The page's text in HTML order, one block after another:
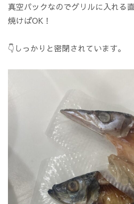
真空パックなのでグリルに入れる
焼けばOK！
👇しっかりと密閉されています。